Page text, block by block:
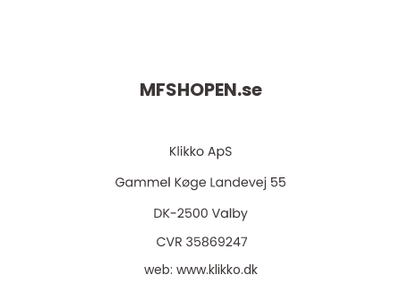
MFSHOPEN.se
web: www.klikko.dk